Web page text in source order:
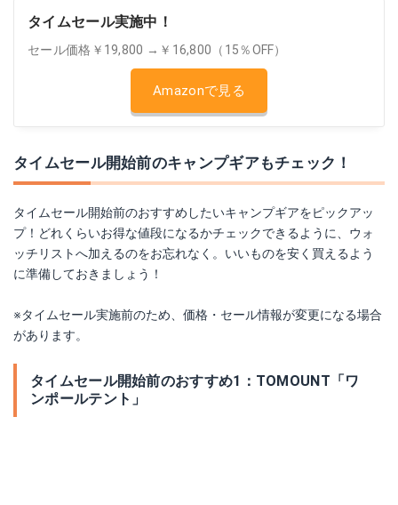
タイムセール実施中！
セール価格￥19,800 →￥16,800（15％OFF）
Amazonで見る
タイムセール開始前のキャンプギアもチェック！
タイムセール開始前のおすすめしたいキャンプギアをピックアッ
プ！どれくらいお得な値段になるかチェックできるように、ウォ
ッチリストへ加えるのをお忘れなく。いいものを安く買えるよう
に準備しておきましょう！
※タイムセール実施前のため、価格・セール情報が変更になる場合
があります。
タイムセール開始前のおすすめ1：TOMOUNT「ワ
ンポールテント」